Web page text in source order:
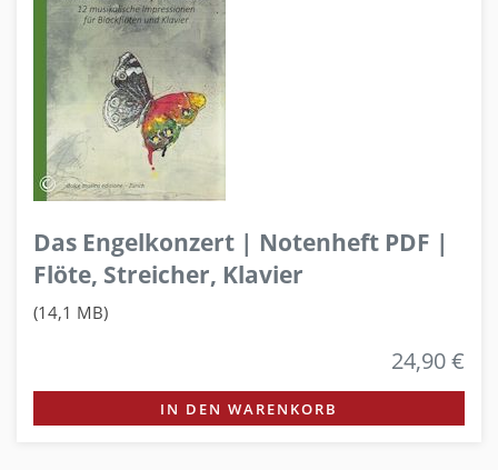
Das Engelkonzert | Notenheft PDF |
Flöte, Streicher, Klavier
(14,1 MB)
24,90 €
IN DEN WARENKORB